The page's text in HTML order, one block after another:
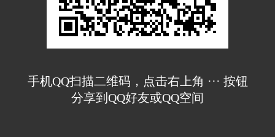
手机QQ扫描二维码，点击右上角 ··· 按钮
分享到QQ好友或QQ空间